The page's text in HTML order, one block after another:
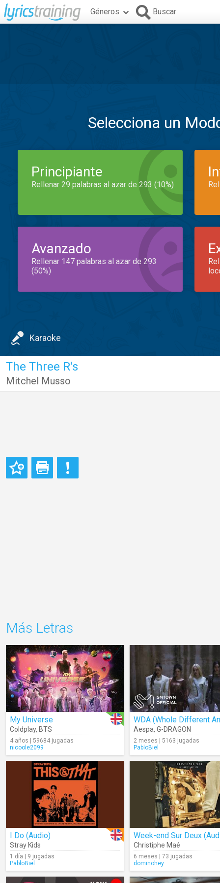
Géneros Buscar
Selecciona un
Principiante
Rellenar 29 palabras al azar de 293 (10%)
Avanzado
Rellenar 147 palabras al azar de 293
(50%)
Karaoke
The Three R's
Mitchel Musso
Más Letras
My Universe
Coldplay, BTS
4 años | 59684 jugadas
nicoole2099
Aespa, G-DRAGON
2 meses | 5163 jugadas
PabloBiel
I Do (Audio)
Stray Kids
1 día | 9 jugadas
PabloBiel
Week-end Sur Deux
Christiphe Maé
6 meses | 73 jugadas
dominohey